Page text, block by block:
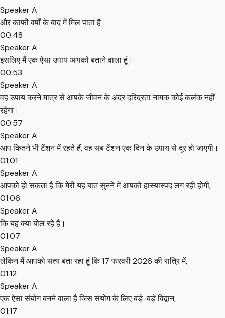
Speaker A
और काफी वर्षों के बाद में मिल पाता है।
00:48
Speaker A
इसलिए मैं एक ऐसा उपाय आपको बताने वाला हूं।
00:53
Speaker A
वह उपाय करने मात्र से आपके जीवन के अंदर दरिद्रता नामक कोई कलंक नहीं
रहेगा।
00:57
Speaker A
आप कितने भी टेंशन में रहते हैं, वह सब टेंशन एक दिन के उपाय से दूर हो जाएगी।
01:01
Speaker A
आपको हो सकता है कि मेरी यह बात सुनने में आपको हास्यास्पद लग रही होगी,
01:06
Speaker A
कि यह क्या बोल रहे हैं।
01:07
Speaker A
लेकिन मैं आपको सत्य बता रहा हूं कि 17 फरवरी 2026 की रात्रि में,
01:12
Speaker A
एक ऐसा संयोग बनने वाला है जिस संयोग के लिए बड़े-बड़े विद्वान,
01:17